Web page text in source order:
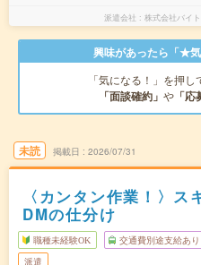
派遣会社 株式会社バイ
興味があったら「★
「気になる！」を押
「面談確約」 や 「応
未読 掲載日 2026/07/31
〈カンタン作業！〉ス
DMの仕分け
職種未経験OK 交通費別途支給あり
派遣